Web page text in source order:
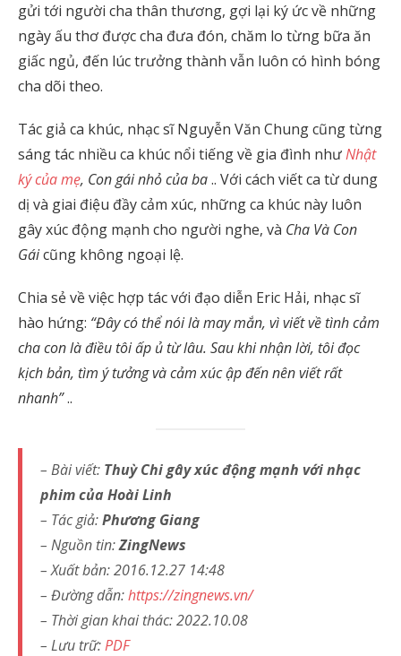
gửi tới người cha thân thương, gợi lại ký ức về những
ngày ấu thơ được cha đưa đón, chăm lo từng bữa ăn
giấc ngủ, đến lúc trưởng thành vẫn luôn có hình bóng
cha dõi theo.
Tác giả ca khúc, nhạc sĩ Nguyễn Văn Chung cũng từng
sáng tác nhiều ca khúc nổi tiếng về gia đình nhưNhật
ký của mẹ, Con gái nhỏ của ba.. Với cách viết ca từ dung
dị và giai điệu đầy cảm xúc, những ca khúc này luôn
gây xúc động mạnh cho người nghe, và Cha Và Con
Gáicũng không ngoại lệ.
Chia sẻ về việc hợp tác với đạo diễn Eric Hải, nhạc sĩ
hào hứng: “Đây có thể nói là may mắn, vì viết về tình cảm
cha con là điều tôi ấp ủ từ lâu. Sau khi nhận lời, tôi đọc
kịch bản, tìm ý tưởng và cảm xúc ập đến nên viết rất
nhanh”..
– Bài viết: Thuỳ Chi gây xúc động mạnh với nhạc
phim của Hoài Linh
– Tác giả:Phương Giang
– Nguồn tin:ZingNews
– Xuất bản: 2016.12.27 14:48
– Đường dẫn:https://zingnews.vn/
– Thời gian khai thác: 2022.10.08
– Lưu trữ:PDF